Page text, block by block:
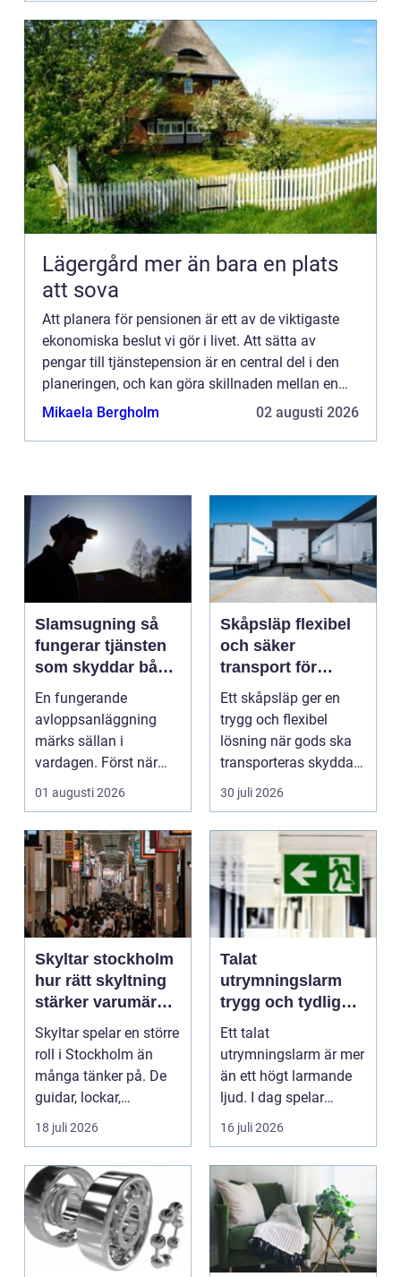
Lägergård mer än bara en plats
att sova
Att planera för pensionen är ett av de viktigaste
ekonomiska beslut vi gör i livet. Att sätta av
pengar till tjänstepension är en central del i den
planeringen, och kan göra skillnaden mellan en
trygg ålderdom...
Mikaela Bergholm 02 augusti 2026
Slamsugning så
fungerar tjänsten
som skyddar både
hus och miljö
En fungerande
avloppsanläggning
märks sällan i
vardagen. Först när
brunnar svämmar över,
01 augusti 2026
Skåpsläp flexibel
och säker
transport för
företag och
privatpersoner
Ett skåpsläp ger en
trygg och flexibel
lösning när gods ska
transporteras skyddat
mot väder, insyn o...
30 juli 2026
Skyltar stockholm
hur rätt skyltning
stärker varumärket
i stadsmiljön
Skyltar spelar en större
roll i Stockholm än
många tänker på. De
guidar, lockar,
inspirerar och skap...
18 juli 2026
Talat
utrymningslarm
trygg och tydlig
vägledning vid kris
Ett talat
utrymningslarm är mer
än ett högt larmande
ljud. I dag spelar
tydliga
a...
16 juli 2026